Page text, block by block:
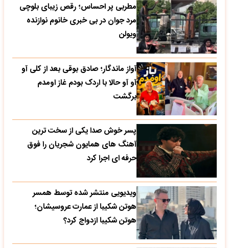
مطربی پر احساس؛ رقص زیبای بلوچی
مرد جوان در بی خبری خانوم نوازنده
ویولن
آواز ماندگار؛ صادق بوقی بعد از کلی آو
آو آو حالا با اردک بودم غاز اومدم
برگشت
پسر خوش صدا یکی از سخت ترین
آهنگ های همایون شجریان را فوق
حرفه ای اجرا کرد
ویدیویی منتشر شده توسط همسر
هوتن شکیبا از عمارت عروسیشان؛
هوتن شکیبا ازدواج کرد؟